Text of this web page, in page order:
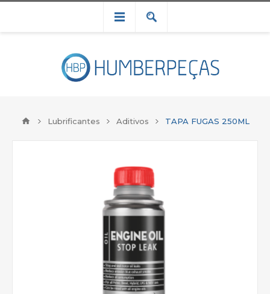
Lubrificantes Aditivos TAPA FUGAS 250ML